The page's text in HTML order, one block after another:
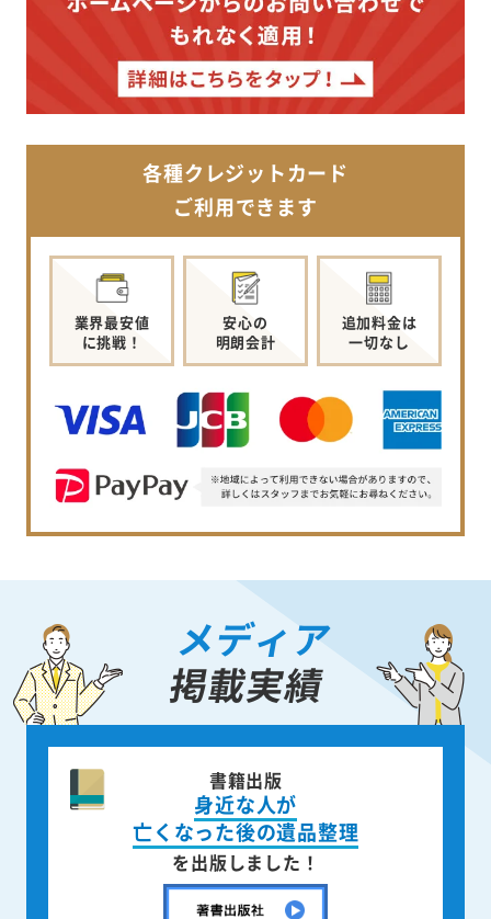
各種クレジットカード
ご利用できます
業界最安値
に挑戦！
安心の
明朗会計
追加料金は
一切なし
メディア
掲載実績
ニュース週刊誌
「AERA」
で取材掲載されました！